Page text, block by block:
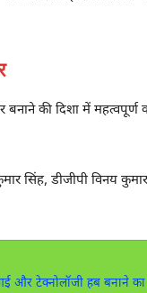
की दिशा में महत्वपूर्ण
सिंह, डीजीपी विनय कुमार
और टेक्नोलॉजी हब बनाने का